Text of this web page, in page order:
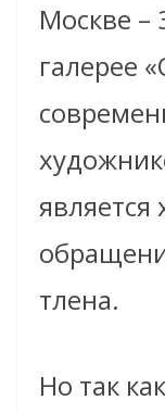
Москве –
галерее
является
тлена.
Но так